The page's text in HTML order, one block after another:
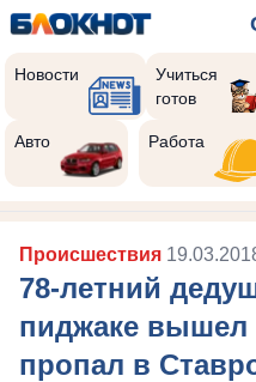
Новости
Учиться
готов
Авто Работа
Происшествия
78-летний
пиджаке
пропал в